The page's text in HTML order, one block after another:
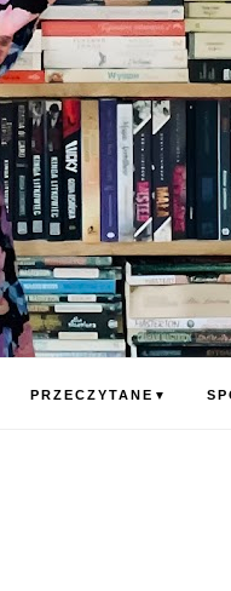
PRZECZYTANE ▼